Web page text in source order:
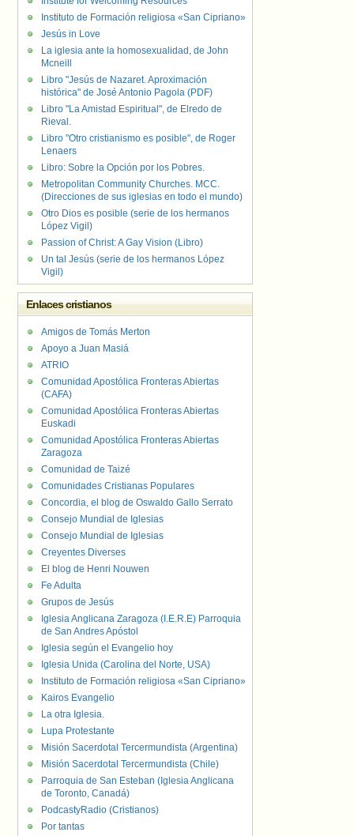
Instituto de Formación religiosa «San Cipriano»
Jesús in Love
La iglesia ante la homosexualidad, de John
Mcneill
Libro "Jesús de Nazaret. Aproximación
histórica" de José Antonio Pagola (PDF)
Libro "La Amistad Espiritual", de Elredo de
Rieval.
Libro "Otro cristianismo es posible", de Roger
Lenaers
Libro: Sobre la Opción por los Pobres.
Metropolitan Community Churches. MCC.
(Direcciones de sus iglesias en todo el mundo)
Otro Dios es posible (serie de los hermanos
López Vigil)
Passion of Christ: A Gay Vision (Libro)
Un tal Jesús (serie de los hermanos López
Vigil)
Enlaces cristianos
Amigos de Tomás Merton
Apoyo a Juan Masiá
ATRIO
Comunidad Apostólica Fronteras Abiertas
(CAFA)
Comunidad Apostólica Fronteras Abiertas
Euskadi
Comunidad Apostólica Fronteras Abiertas
Zaragoza
Comunidad de Taizé
Comunidades Cristianas Populares
Concordia, el blog de Oswaldo Gallo Serrato
Consejo Mundial de Iglesias
Consejo Mundial de Iglesias
Creyentes Diverses
El blog de Henri Nouwen
Fe Adulta
Grupos de Jesús
Iglesia Anglicana Zaragoza (I.E.R.E) Parroquia
de San Andres Apóstol
Iglesia según el Evangelio hoy
Iglesia Unida (Carolina del Norte, USA)
Instituto de Formación religiosa «San Cipriano»
Kairos Evangelio
La otra Iglesia.
Lupa Protestante
Misión Sacerdotal Tercermundista (Argentina)
Misión Sacerdotal Tercermundista (Chile)
Parroquia de San Esteban (Iglesia Anglicana
de Toronto, Canadá)
PodcastyRadio (Cristianos)
Por tantas